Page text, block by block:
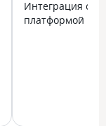
Интеграция с
платформой